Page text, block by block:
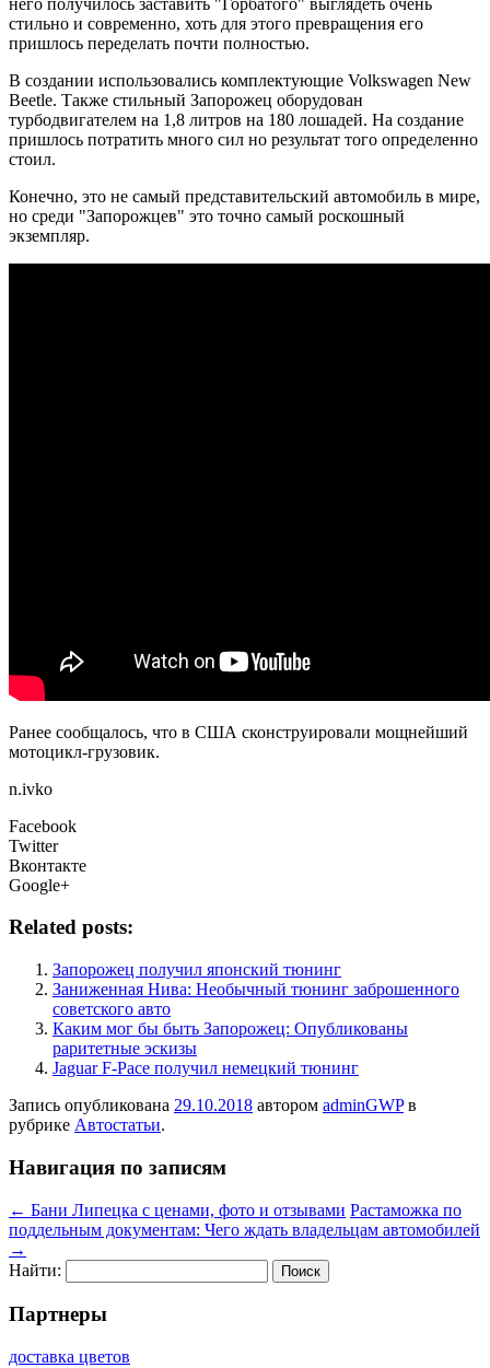
стильно и современно, хоть для этого превращения его
пришлось переделать почти полностью.
В создании использовались комплектующие Volkswagen New
Beetle. Также стильный Запорожец оборудован
турбодвигателем на 1,8 литров на 180 лошадей. На создание
пришлось потратить много сил но результат того определенно
стоил.
Конечно, это не самый представительский автомобиль в мире,
но среди "Запорожцев" это точно самый роскошный
экземпляр.
Ранее сообщалось, что в США сконструировали мощнейший
мотоцикл-грузовик.
n.ivko
Facebook
Twitter
Вконтакте
Google+
Related posts:
Запорожец получил японский тюнинг
Заниженная Нива: Необычный тюнинг заброшенного
советского авто
Каким мог бы быть Запорожец: Опубликованы
раритетные эскизы
Jaguar F-Pace получил немецкий тюнинг
Запись опубликована 29.10.2018 автором adminGWPв
рубрике Автостатьи.
Навигация по записям
← Бани Липецка с ценами, фото и отзывами Растаможка по
поддельным документам: Чего ждать владельцам автомобилей
→
Найти:
Партнеры
доставка цветов